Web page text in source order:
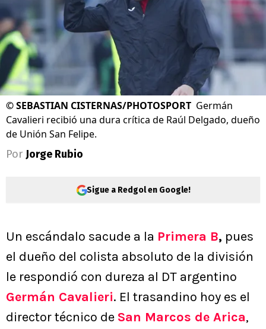
©SEBASTIAN CISTERNAS/PHOTOSPORT Germán
Cavalieri recibió una dura crítica de Raúl Delgado, dueño
de Unión San Felipe.
Por Jorge Rubio
Sigue a Redgol en Google!
Un escándalo sacude a la Primera B, pues
el dueño del colista absoluto de la división
le respondió con dureza al DT argentino
Germán Cavalieri. El trasandino hoy es el
director técnico de San Marcos de Arica,